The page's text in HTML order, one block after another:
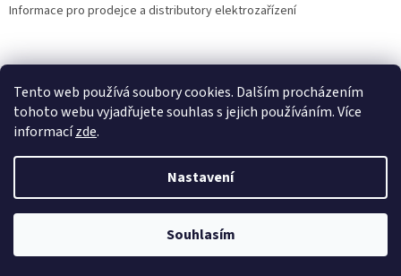
Tento web používá soubory cookies. Dalším procházením
tohoto webu vyjadřujete souhlas s jejich používáním. Více
informacízde.
Nastavení
Souhlasím
Informace pro prodejce a distributory elektrozařízení
Vytvořil Shoptet
Copyright 2026